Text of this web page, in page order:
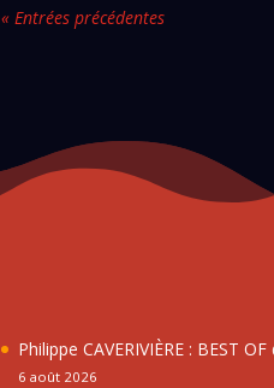
« Entrées précédentes
Philippe CAVERIVIÈRE : BEST
6 août 2026